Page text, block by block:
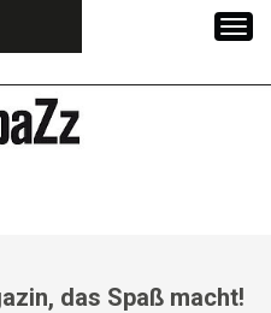
das Spaß macht!